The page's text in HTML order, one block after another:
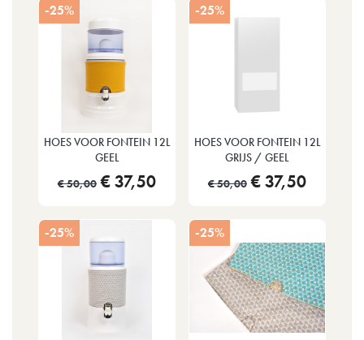
HOES VOOR FONTEIN 12L
GEEL
€ 50,00 € 37,50
-25%
HOES VOOR FONTEIN 12L
GRIJS / GEEL
€ 50,00 € 37,50
-25%
-25% -25%